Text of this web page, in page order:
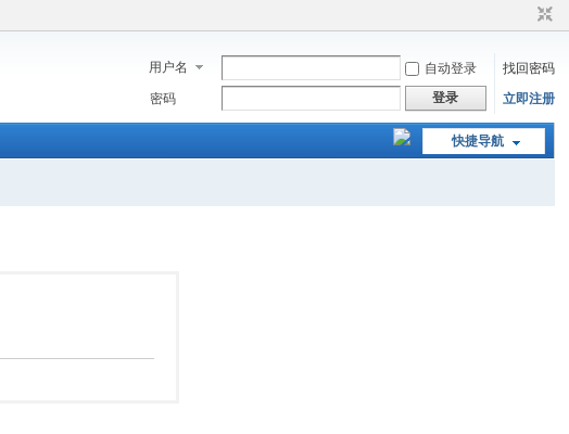
用户名 自动登录
找回密码
密码
登录 立即注册
快捷导航